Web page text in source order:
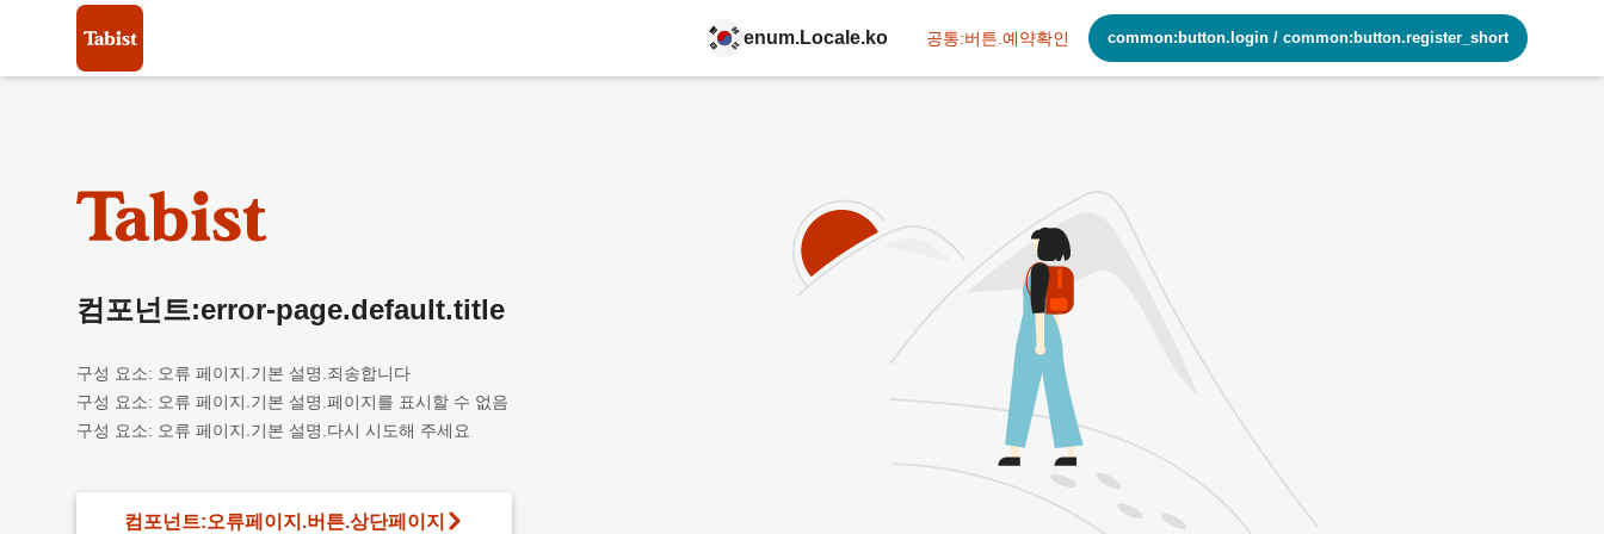
enum.Locale.ko 공통:버튼.예약확인 common:button.login / common:button.register_short
컴포넌트:error-page.default.title
구성 요소: 오류 페이지.기본 설명.죄송합니다
구성 요소: 오류 페이지.기본 설명.페이지를 표시할 수 없음
구성 요소: 오류 페이지.기본 설명.다시 시도해 주세요
컴포넌트:오류페이지.버튼.상단페이지